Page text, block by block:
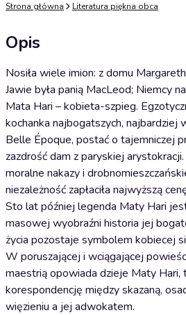
Strona główna Literatura piękna obca
Opis
Nosiła wiele imion: z domu
Jawie była panią MacLeod; Niemcy
Mata Hari – kobieta-szpieg.
kochanka najbogatszych, najbardziej
Belle Époque, postać o tajemniczej
zazdrość dam z paryskiej
moralne nakazy i
niezależność zapłaciła najwyższą
Sto lat później legenda Maty Hari
masowej wyobraźni historia jej
życia pozostaje symbolem kobiecej
W poruszającej i wciągającej
maestrią opowiada dzieje Maty Hari,
korespondencję między skazaną,
więzieniu a jej adwokatem.